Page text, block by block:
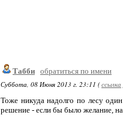
Табби обратиться по имени
Суббота, 08 Июня 2013 г. 23:11 (ссылка
Тоже никуда надолго по лесу
решение - если бы было желание,